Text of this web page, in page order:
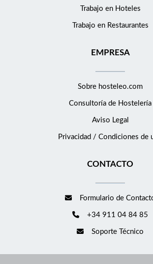
Trabajo en Hoteles
Trabajo en Restaurantes
EMPRESA
Sobre hosteleo.com
Consultoría de Hostelería
Aviso Legal
Privacidad / Condiciones de
CONTACTO
Formulario de
+34 911 04 84 85
Soporte Técnico